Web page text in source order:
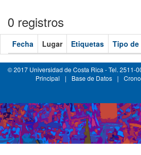
0 registros
Fecha Lugar Etiquetas Tipo
© 2017 Universidad de Costa Rica - Tel. 2511-
Principal
| Base de Datos |